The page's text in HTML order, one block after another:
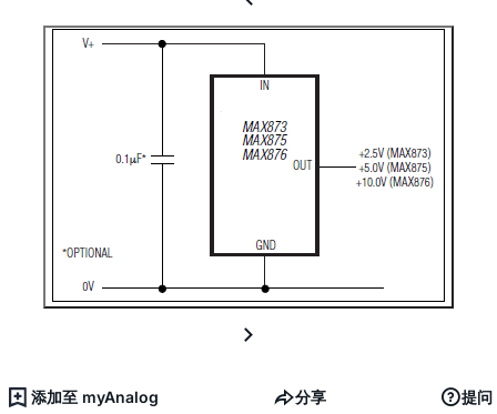
添加至 myAnalog 分享 提问